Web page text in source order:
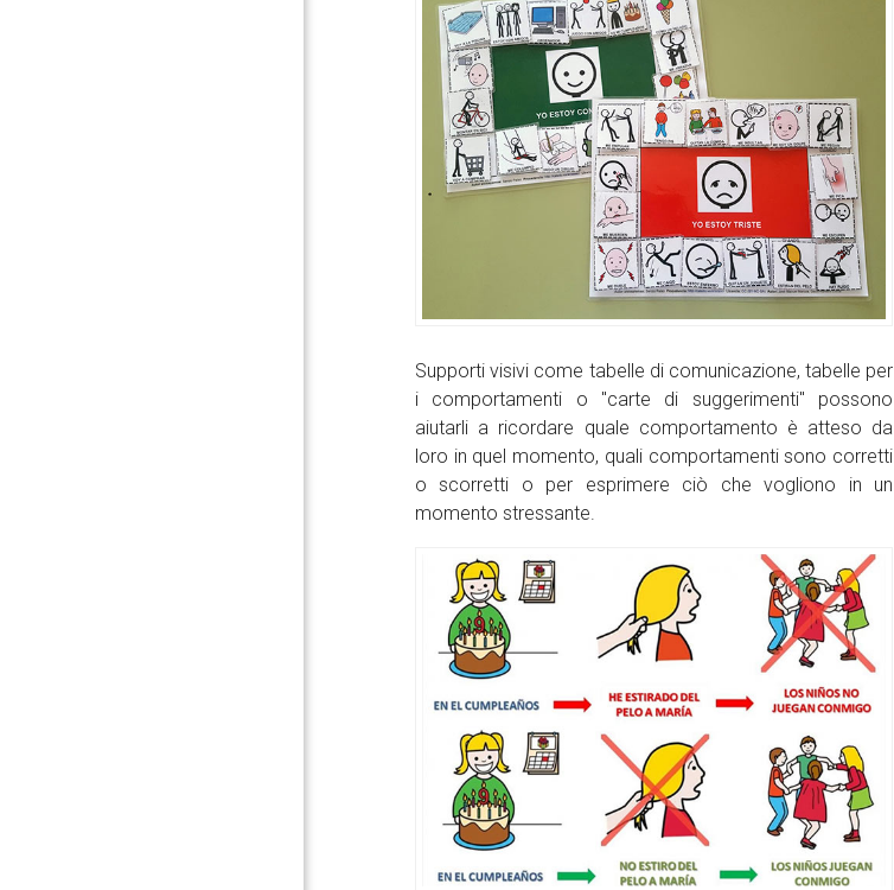
Supporti visivi come tabelle di comunicazione, tabelle per
i comportamenti o "carte di suggerimenti" possono
aiutarli a ricordare quale comportamento è atteso da
loro in quel momento, quali comportamenti sono corretti
o scorretti o per esprimere ciò che vogliono in un
momento stressante.